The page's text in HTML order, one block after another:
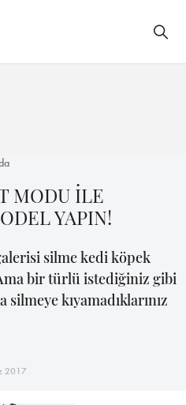
MODU İLE
YAPIN!
silme kedi köpek
bir türlü istediğiniz gibi
kıyamadıklarınız
2017